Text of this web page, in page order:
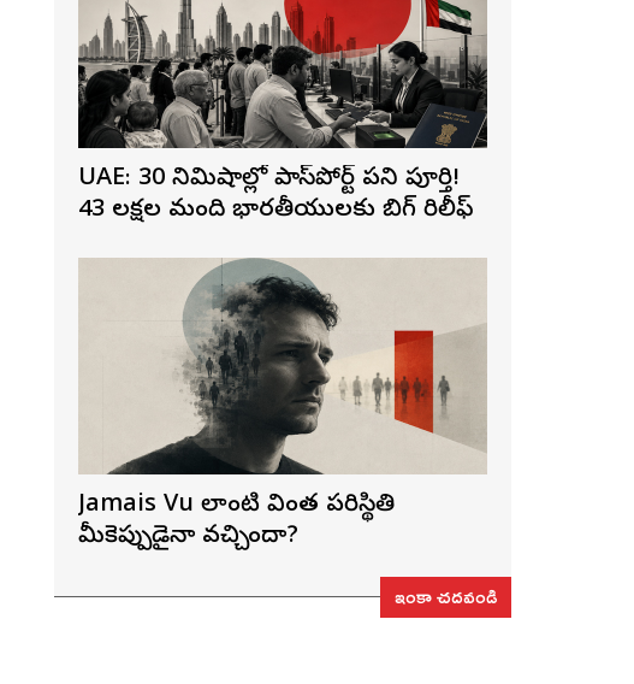
UAE: 30 నిమిషాల్లో పాస్‌పోర్ట్ పని పూర్తి!
43 లక్షల మంది భారతీయులకు బిగ్ రిలీఫ్
Jamais Vu లాంటి వింత పరిస్థితి
మీకెప్పుడైనా వచ్చిందా?
ఇంకా చదవండి